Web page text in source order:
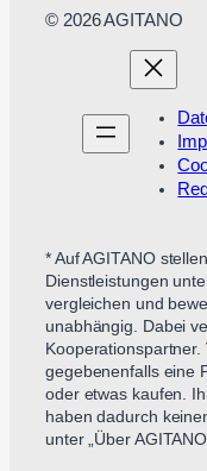
© 2026 AGITANO
* Auf AGITANO
Dienstleistungen
vergleichen und
unabhängig. Dabei
gegebenenfalls eine
oder etwas kaufen.
haben dadurch
unter „Über